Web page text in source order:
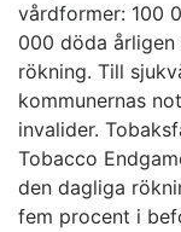
vårdformer: 100
000 döda
rökning. Till
kommunernas
invalider.
Tobacco
den dagliga
fem procent i